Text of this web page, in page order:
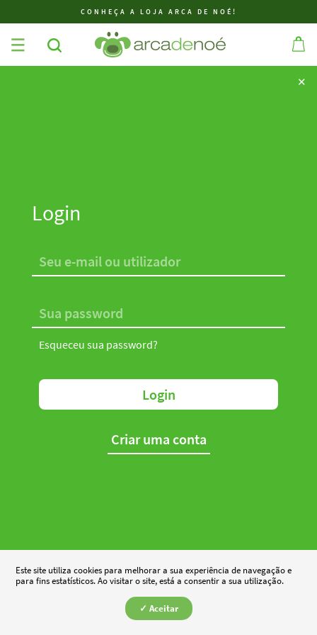
CONHEÇA A LOJA ARCA DE NOÉ!
✕
✕
Login
Esqueceu sua password?
Login
Criar uma conta
Este site utiliza cookies para melhorar a sua experiência de navegação e
para fins estatísticos. Ao visitar o site, está a consentir a sua utilização.
✓ Aceitar